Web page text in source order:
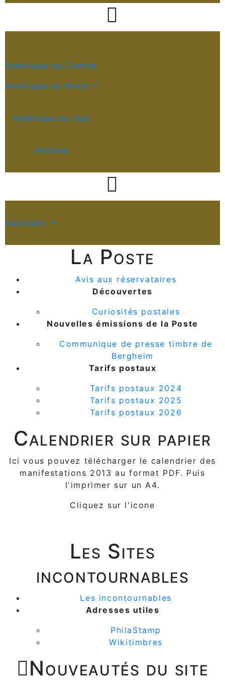

Amérique du Centre
Amérique du Nord
Amérique du Sud
Antilles

Australie
La Poste
Avis aux réservataires
Découvertes
Curiosités postales
Nouvelles émissions de la Poste
Communique de presse timbre de
Bergheim
Tarifs postaux
Tarifs postaux 2024
Tarifs postaux 2025
Tarifs postaux 2026
Calendrier sur papier
Ici vous pouvez télécharger le calendrier des
manifestations 2013 au format PDF. Puis
l'imprimer sur un A4.
Cliquez sur l'icone
Les Sites
incontournables
Les incontournables
Adresses utiles
PhilaStamp
Wikitimbres
Nouveautés du site